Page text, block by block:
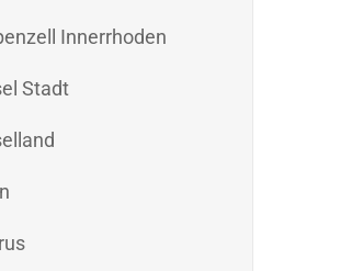
Innerrhoden
Stadt